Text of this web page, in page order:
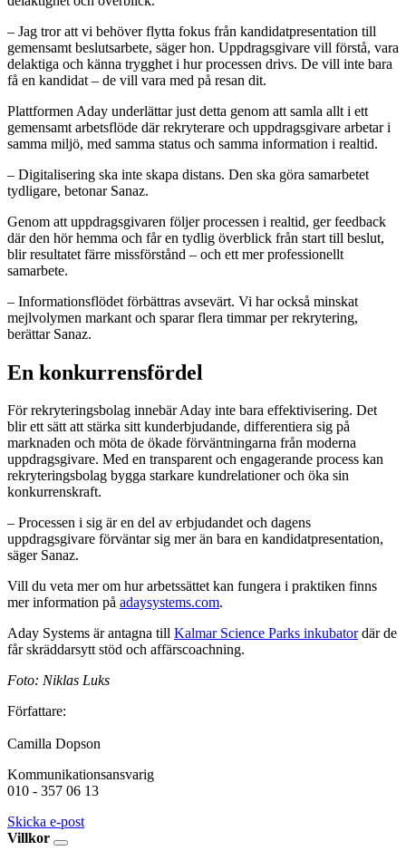
– Jag tror att vi behöver flytta fokus från kandidatpresentation till
gemensamt beslutsarbete, säger hon. Uppdragsgivare vill förstå, vara
delaktiga och känna trygghet i hur processen drivs. De vill inte bara
få en kandidat – de vill vara med på resan dit.
Plattformen Aday underlättar just detta genom att samla allt i ett
gemensamt arbetsflöde där rekryterare och uppdragsgivare arbetar i
samma miljö, med samma status och samma information i realtid.
– Digitalisering ska inte skapa distans. Den ska göra samarbetet
tydligare, betonar Sanaz.
Genom att uppdragsgivaren följer processen i realtid, ger feedback
där den hör hemma och får en tydlig överblick från start till beslut,
blir resultatet färre missförstånd – och ett mer professionellt
samarbete.
– Informationsflödet förbättras avsevärt. Vi har också minskat
mejlvolymen markant och sparar flera timmar per rekrytering,
berättar Sanaz.
En konkurrensfördel
För rekryteringsbolag innebär Aday inte bara effektivisering. Det
blir ett sätt att stärka sitt kunderbjudande, differentiera sig på
marknaden och möta de ökade förväntningarna från moderna
uppdragsgivare. Med en transparent och engagerande process kan
rekryteringsbolag bygga starkare kundrelationer och öka sin
konkurrenskraft.
– Processen i sig är en del av erbjudandet och dagens
uppdragsgivare förväntar sig mer än bara en kandidatpresentation,
säger Sanaz.
Vill du veta mer om hur arbetssättet kan fungera i praktiken finns
mer information på adaysystems.com.
Aday Systems är antagna till Kalmar Science Parks inkubatordär de
får skräddarsytt stöd och affärscoachning.
Foto: Niklas Luks
Författare:
Camilla Dopson
Kommunikationsansvarig
010 - 357 06 13
Skicka e-post
Villkor